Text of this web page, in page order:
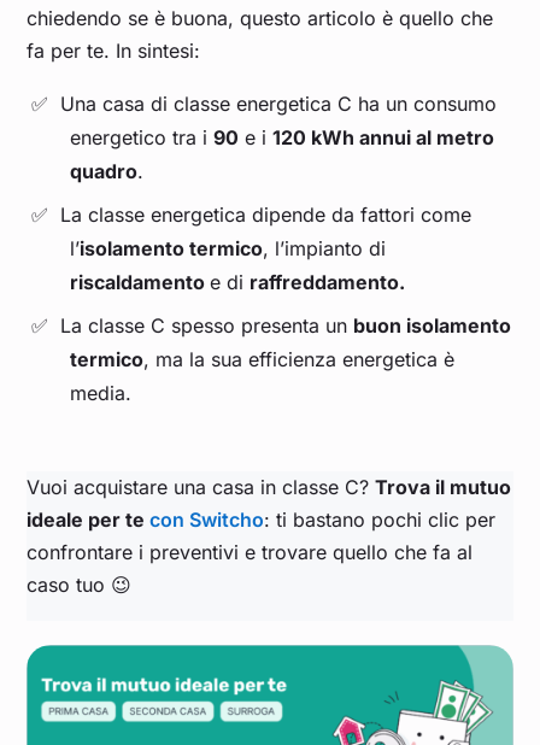
chiedendo se è buona, questo articolo è quello che
fa per te. In sintesi:
Una casa di classe energetica C ha un consumo
energetico tra i90 e i120 kWh annui al metro
quadro.
La classe energetica dipende da fattori come
l’isolamento termico, l’impianto di
riscaldamentoe di raffreddamento.
La classe C spesso presenta un buon isolamento
termico, ma la sua efficienza energetica è
media.
Vuoi acquistare una casa in classe C?Trova il mutuo
ideale per tecon Switcho: ti bastano pochi clic per
confrontare i preventivi e trovare quello che fa al
caso tuo 😉